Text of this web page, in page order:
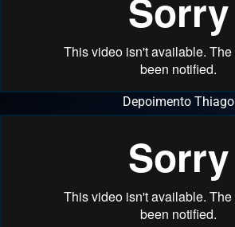
Depoimento Thiago